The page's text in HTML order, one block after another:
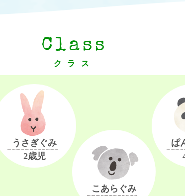
Class
クラス
うさぎぐみ
2歳児
こあらぐみ
ぱ